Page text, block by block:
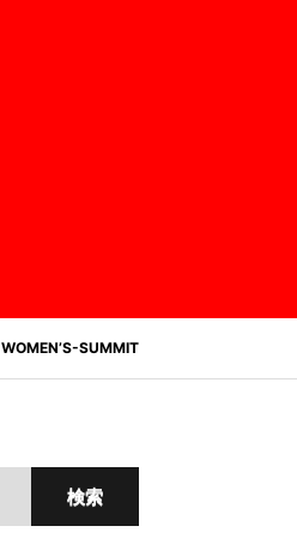
WOMEN’S-SUMMIT